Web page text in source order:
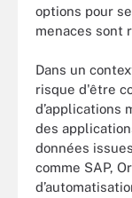
options pour
menaces sont
Dans un
risque d'être
d’applications
des
données
comme SAP,